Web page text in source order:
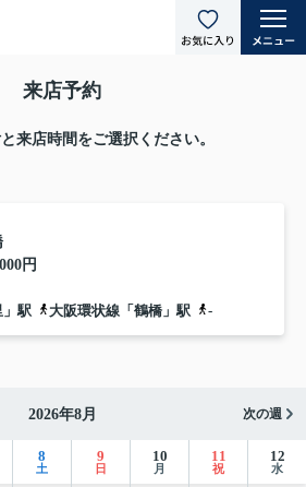
来店予約
来店時間をご選択ください。
円
」駅
大阪環状線「鶴橋」駅 -
2026年8月 次の週
8
土
9
日
10
月
11
祝
12
水